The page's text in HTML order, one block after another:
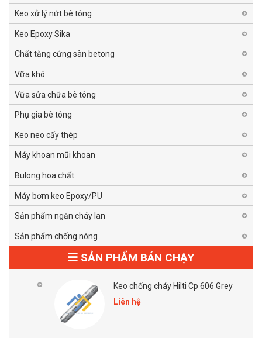
Keo xử lý nứt bê tông
Keo Epoxy Sika
Chất tăng cứng sàn betong
Vữa khô
Vữa sửa chữa bê tông
Phụ gia bê tông
Keo neo cấy thép
Máy khoan mũi khoan
Bulong hoa chất
Máy bơm keo Epoxy/PU
Sản phẩm ngăn cháy lan
Sản phẩm chống nóng
SẢN PHẨM BÁN CHẠY
Keo chống cháy Hilti Cp 606 Grey
Liên hệ